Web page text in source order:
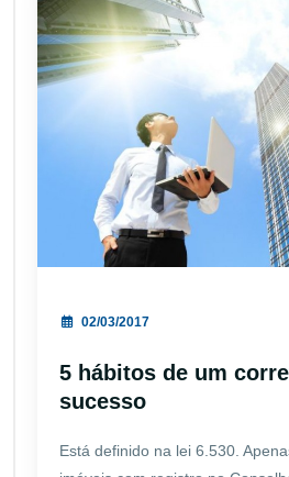
02/03/2017
5 hábitos de um
sucesso
Está definido na lei 6.530.